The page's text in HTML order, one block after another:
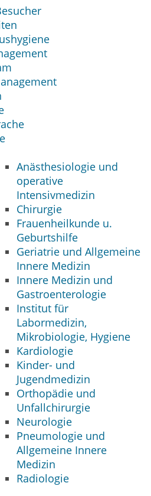
Anästhesiologie und
operative
Intensivmedizin
Chirurgie
Frauenheilkunde u.
Geburtshilfe
Geriatrie und Allgemeine
Innere Medizin
Innere Medizin und
Gastroenterologie
Institut für
Labormedizin,
Mikrobiologie, Hygiene
Kardiologie
Kinder- und
Jugendmedizin
Orthopädie und
Unfallchirurgie
Neurologie
Pneumologie und
Allgemeine Innere
Medizin
Radiologie